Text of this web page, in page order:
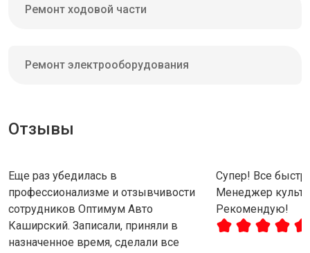
Отзывы
Еще раз убедилась в
профессионализме и отзывчивости
сотрудников Оптимум Авто
Каширский. Записали, приняли в
назначенное время, сделали все
Супер! Все
Менеджер
Рекомендую!
Ремонт ходовой части
Ремонт электрооборудования